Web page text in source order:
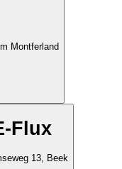
Montferland
Flux
Didamseweg 13, Beek